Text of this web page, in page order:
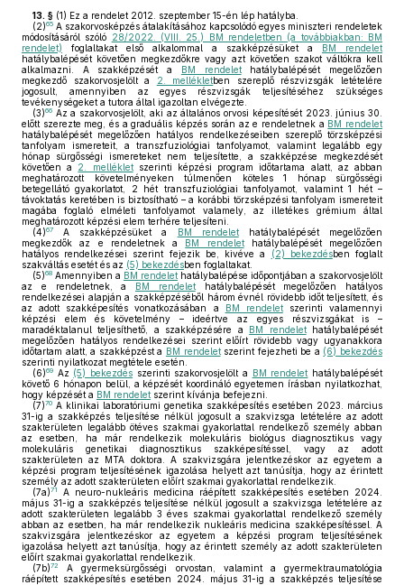
13. § (1) Ez a rendelet 2012. szeptember 15-én lép hatályba.
(2)65 A szakorvosképzés átalakításához kapcsolódó egyes miniszteri rendeletek
módosításáról szóló 28/2022. (VIII. 25.) BM rendeletben (a továbbiakban: BM
rendelet) foglaltakat első alkalommal a szakképzésüket a BM rendelet
hatálybalépését követően megkezdőkre vagy azt követően szakot váltókra kell
alkalmazni. A szakképzését a BM rendelethatálybalépését megelőzően
megkezdő szakorvosjelölt a
2. mellékletben szereplő részvizsgák letételére
jogosult, amennyiben az egyes részvizsgák teljesítéséhez szükséges
tevékenységeket a tutora által igazoltan elvégezte.
(3)66 Az a szakorvosjelölt, aki az általános orvosi képesítését 2023. június 30.
előtt szerezte meg, és a graduális képzés során az e rendeletnek a BM rendelet
hatálybalépését megelőzően hatályos rendelkezéseiben szereplő törzsképzési
tanfolyam ismereteit, a transzfuziológiai tanfolyamot, valamint legalább egy
hónap sürgősségi ismereteket nem teljesítette, a szakképzése megkezdését
követően a 2. mellékletszerinti képzési program időtartama alatt, az abban
meghatározott követelményeken túlmenően köteles 1 hónap sürgősségi
betegellátó gyakorlatot, 2 hét transzfuziológiai tanfolyamot, valamint 1 hét –
távoktatás keretében is biztosítható – a korábbi törzsképzési tanfolyam ismereteit
magába foglaló elméleti tanfolyamot valamely, az illetékes grémium által
meghatározott képzési elem terhére teljesíteni.
(4)67 A szakképzésüket a BM rendelethatálybalépését megelőzően
megkezdők az e rendeletnek a BM rendelethatálybalépését megelőzően
hatályos rendelkezései szerint fejezik be, kivéve a
(2) bekezdésben foglalt
szakváltás esetét és az (5) bekezdésben foglaltakat.
(5)68 Amennyiben a BM rendelet hatálybalépése időpontjában a szakorvosjelölt
az e rendeletnek, a BM rendelethatálybalépését megelőzően hatályos
rendelkezései alapján a szakképzéséből három évnél rövidebb időt teljesített, és
az adott szakképesítés vonatkozásában a
BM rendeletszerinti valamennyi
képzési elem és követelmény – ideértve az egyes részvizsgákat is –
maradéktalanul teljesíthető, a szakképzésére a BM rendelethatálybalépését
megelőzően hatályos rendelkezései szerint előírt rövidebb vagy ugyanakkora
időtartam alatt, a szakképzést a BM rendeletszerint fejezheti be a (6) bekezdés
szerinti nyilatkozat megtétele esetén.
(6)69 Az (5) bekezdés szerinti szakorvosjelölt a BM rendelet hatálybalépését
követő 6 hónapon belül, a képzését koordináló egyetemen írásban nyilatkozhat,
hogy képzését a BM rendelet szerint kívánja befejezni.
(7)70 A klinikai laboratóriumi genetika szakképesítés esetében 2023. március
31-ig a szakképzés teljesítése nélkül jogosult a szakvizsga letételére az adott
szakterületen legalább ötéves szakmai gyakorlattal rendelkező személy abban
az esetben, ha már rendelkezik molekuláris biológus diagnosztikus vagy
molekuláris genetikai diagnosztikus szakképesítéssel, vagy az adott
szakterületen az MTA doktora. A szakvizsgára jelentkezéskor az egyetem a
képzési program teljesítésének igazolása helyett azt tanúsítja, hogy az érintett
személy az adott szakterületen előírt szakmai gyakorlattal rendelkezik.
(7a)71
A neuro-nukleáris medicina ráépített szakképesítés esetében 2024.
május 31-ig a szakképzés teljesítése nélkül jogosult a szakvizsga letételére az
adott szakterületen legalább 3 éves szakmai gyakorlattal rendelkező személy
abban az esetben, ha már rendelkezik nukleáris medicina szakképesítéssel. A
szakvizsgára jelentkezéskor az egyetem a képzési program teljesítésének
igazolása helyett azt tanúsítja, hogy az érintett személy az adott szakterületen
előírt szakmai gyakorlattal rendelkezik.
(7b)72
A gyermeksürgősségi orvostan, valamint a gyermektraumatológia
ráépített szakképesítés esetében 2024. május 31-ig a szakképzés teljesítése